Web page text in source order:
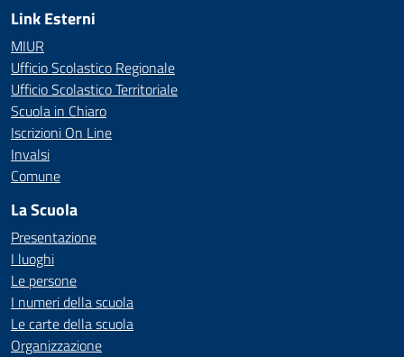
Link Esterni
MIUR
Ufficio Scolastico Regionale
Ufficio Scolastico Territoriale
Scuola in Chiaro
Iscrizioni On Line
Invalsi
Comune
La Scuola
Presentazione
I luoghi
Le persone
I numeri della scuola
Le carte della scuola
Organizzazione